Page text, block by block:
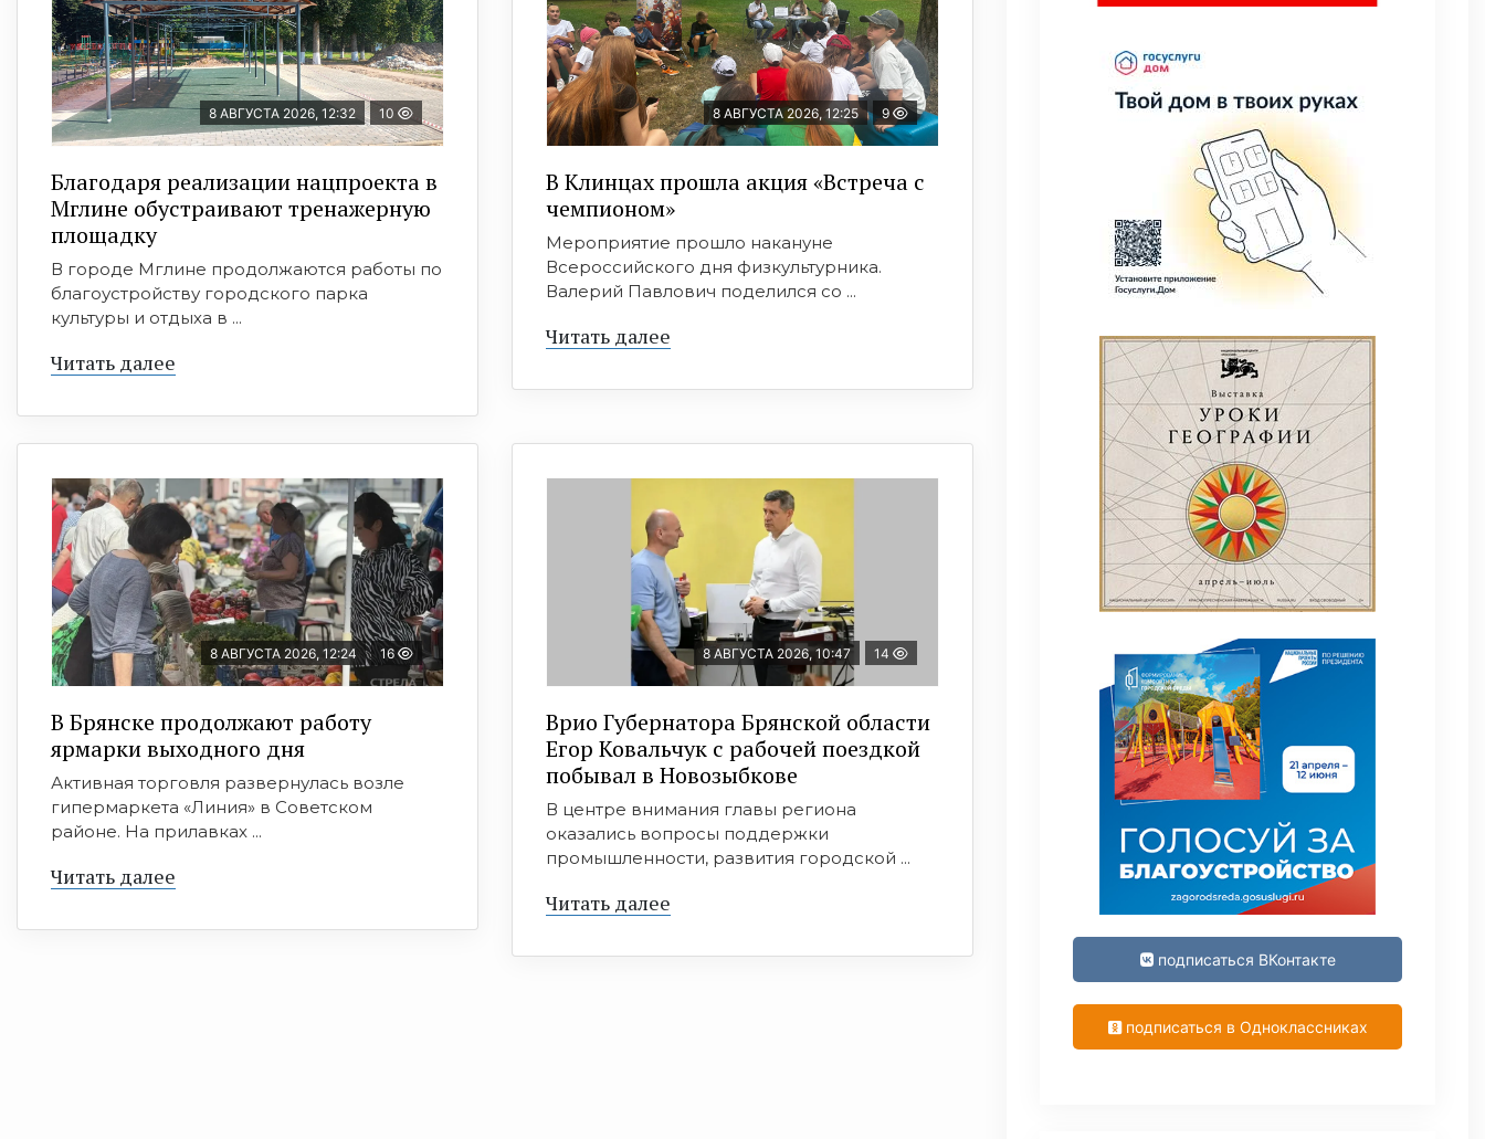
8 АВГУСТА 2026, 12:32 10
Благодаря реализации нацпроекта в
Мглине обустраивают тренажерную
площадку
В городе Мглине продолжаются работы по
благоустройству городского парка
культуры и отдыха в ...
Читать далее
8 АВГУСТА 2026, 12:25 9
В Клинцах прошла акция «Встреча с
чемпионом»
Мероприятие прошло накануне
Всероссийского дня физкультурника.
Валерий Павлович поделился со ...
Читать далее
8 АВГУСТА 2026, 12:24 16
В Брянске продолжают работу
ярмарки выходного дня
Активная торговля развернулась возле
гипермаркета «Линия» в Советском
районе. На прилавках ...
Читать далее
8 АВГУСТА 2026, 10:47 14
Врио Губернатора Брянской области
Егор Ковальчук с рабочей поездкой
побывал в Новозыбкове
В центре внимания главы региона
оказались вопросы поддержки
промышленности, развития городской ...
Читать далее
подписаться ВКонтакте
подписаться в Одноклассниках